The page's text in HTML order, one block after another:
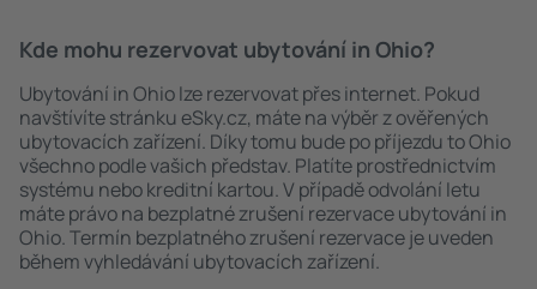
Kde mohu rezervovat ubytování in Ohio?
Ubytování in Ohio lze rezervovat přes internet. Pokud
navštívíte stránku eSky.cz, máte na výběr z ověřených
ubytovacích zařízení. Díky tomu bude po příjezdu to Ohio
všechno podle vašich představ. Platíte prostřednictvím
systému nebo kreditní kartou. V případě odvolání letu
máte právo na bezplatné zrušení rezervace ubytování in
Ohio. Termín bezplatného zrušení rezervace je uveden
během vyhledávání ubytovacích zařízení.